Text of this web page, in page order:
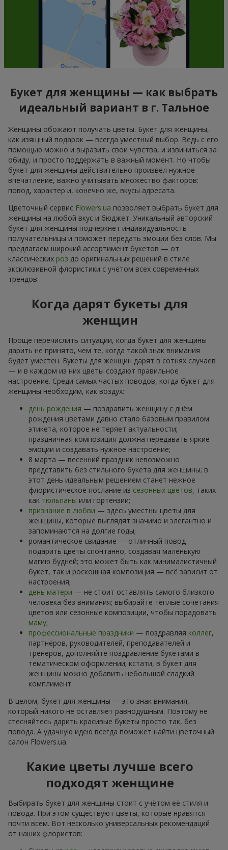
Букет для женщины — как выбрать
идеальный вариант в г. Тальное
Женщины обожают получать цветы. Букет для женщины,
как изящный подарок — всегда уместный выбор. Ведь с его
помощью можно и выразить свои чувства, и извиниться за
обиду, и просто поддержать в важный момент. Но чтобы
букет для женщины действительно произвёл нужное
впечатление, важно учитывать множество факторов:
повод, характер и, конечно же, вкусы адресата.
Цветочный сервис Flowers.ua позволяет выбрать букет для
женщины на любой вкус и бюджет. Уникальный авторский
букет для женщины подчеркнёт индивидуальность
получательницы и поможет передать эмоции без слов. Мы
предлагаем широкий ассортимент букетов — от
классических роз до оригинальных решений в стиле
эксклюзивной флористики с учётом всех современных
трендов.
Когда дарят букеты для
женщин
Проще перечислить ситуации, когда букет для женщины
дарить не принято, чем те, когда такой знак внимания
будет уместен. Букеты для женщин дарят в сотнях случаев
— и в каждом из них цветы создают правильное
настроение. Среди самых частых поводов, когда букет для
женщины необходим, как воздух:
день рождения — поздравить женщину с днём
рождения цветами давно стало базовым правилом
этикета, которое не теряет актуальности;
праздничная композиция должна передавать яркие
эмоции и создавать нужное настроение;
8 марта — весенний праздник невозможно
представить без стильного букета для женщины; в
этот день идеальным решением станет нежное
флористическое послание из сезонных цветов, таких
как тюльпаны или гортензии;
признание в любви — здесь уместны цветы для
женщины, которые выглядят значимо и элегантно и
запоминаются на долгие годы;
романтическое свидание — отличный повод
подарить цветы спонтанно, создавая маленькую
магию будней; это может быть как минималистичный
букет, так и роскошная композиция — всё зависит от
настроения;
день матери — не стоит оставлять самого близкого
человека без внимания; выбирайте тёплые сочетания
цветов или сезонные композиции, чтобы порадовать
маму;
профессиональные праздники — поздравляя коллег,
партнёров, руководителей, преподавателей и
тренеров, дополняйте поздравление букетами в
тематическом оформлении; кстати, в букет для
женщины можно добавить небольшой сладкий
комплимент.
В целом, букет для женщины — это знак внимания,
который никого не оставляет равнодушным. Поэтому не
стесняйтесь дарить красивые букеты просто так, без
повода. А удачную идею всегда поможет найти цветочный
салон Flowers.ua.
Какие цветы лучше всего
подходят женщине
Выбирать букет для женщины стоит с учётом её стиля и
повода. При этом существуют цветы, которые нравятся
почти всем. Вот несколько универсальных рекомендаций
от наших флористов: